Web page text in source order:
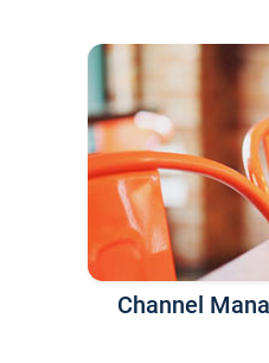
Channel